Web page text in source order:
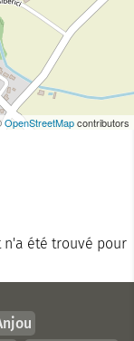
OpenStreetMapcontributors
n'a été trouvé pour